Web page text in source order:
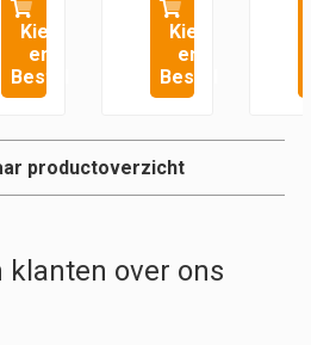
€39,95
Kies
en
Bestel
€5,15
Kies
en
Bestel
productoverzicht
klanten over ons